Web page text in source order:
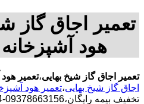
تعمیر اجاق گاز
هود
تعمیر اجاق گاز شیخ بهایی،تعمیر
اجاق گاز شیخ بهایی،تعمیر هود